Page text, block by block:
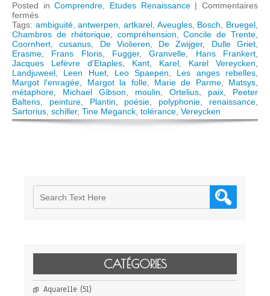
Posted inComprendre Etudes Renaissance|Commentaires
ferméssur
Pieter
Bruegel
l’ancien,
commentateur
politique
et
pacifiste
Tags: ambiguité,antwerpen ,artkarel Aveugles, Bosch Bruegel
Chambres de rhétorique, compréhension ,Concile de Trente
Coornhert ,cusanus De Violieren De Zwijger, Dulle Griet
Erasme
Frans Floris, Fugger,Granvelle Hans Frankert
Jacques Lefèvre d'Etaples
Kant Karel Karel Vereycken
Landjuweel
Leen Huet, Leo Spaepen Les anges rebelles
Margot l'enragée
Margot la folle, Marie de Parme, Matsys
métaphore
Michael Gibson moulin Ortelius paix
Peeter
Baltens
peinture, Plantin poésie polyphonie renaissance
Sartorius schiller, Tine Meganck tolérance Vereycken
CATÉGORIES
Aquarelle (51)